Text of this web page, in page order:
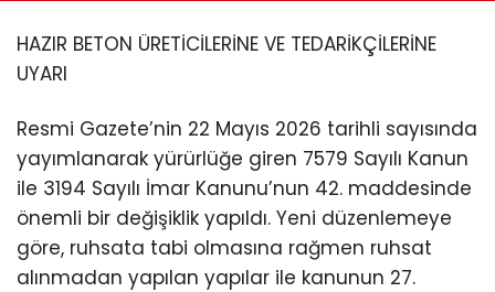
HAZIR BETON ÜRETİCİLERİNE VE TEDARİKÇİLERİNE
UYARI
Resmi Gazete’nin 22 Mayıs 2026 tarihli sayısında
yayımlanarak yürürlüğe giren 7579 Sayılı Kanun
ile 3194 Sayılı İmar Kanunu’nun 42. maddesinde
önemli bir değişiklik yapıldı. Yeni düzenlemeye
göre, ruhsata tabi olmasına rağmen ruhsat
alınmadan yapılan yapılar ile kanunun 27.